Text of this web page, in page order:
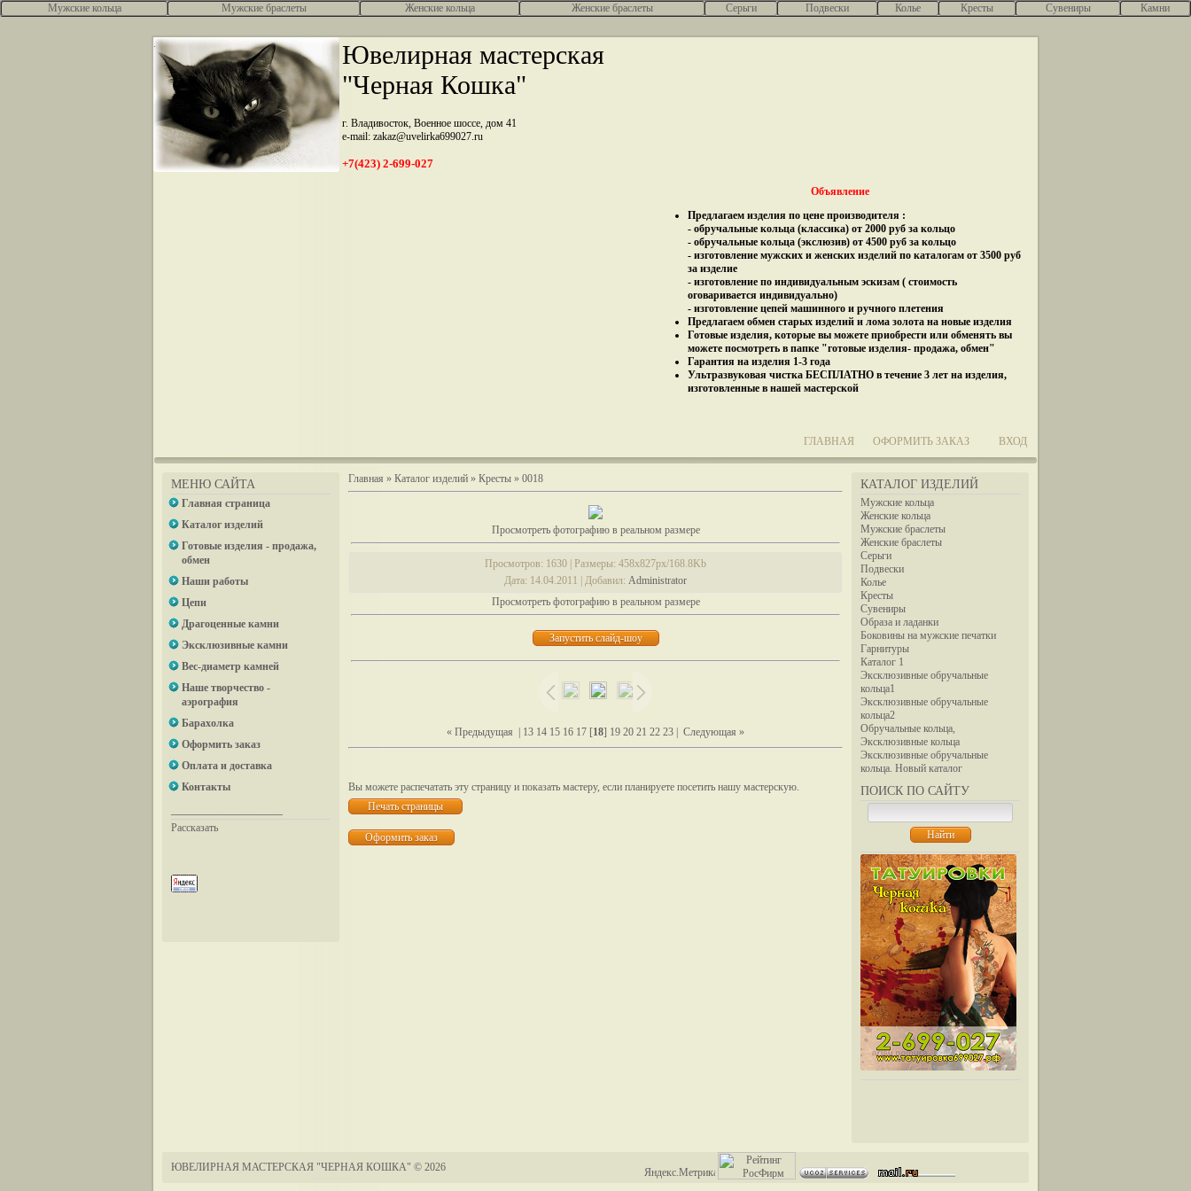
Мужские кольца Мужские браслеты Женcкие кольца Женские браслеты Серьги Подвески Колье Кресты Сувениры Камни
.
Ювелирная мастерская
"Черная Кошка"
г. Владивосток, Военное шоссе, дом 41
e-mail: zakaz@uvelirka699027.ru
+7(423) 2-699-027
Объявление
Предлагаем изделия по цене производителя :
- обручальные кольца (классика) от 2000 руб за кольцо
- обручальные кольца (экслюзив) от 4500 руб за кольцо
- изготовление мужских и женских изделий по каталогам от 3500 руб
за изделие
- изготовление по индивидуальным эскизам ( стоимость
оговаривается индивидуально)
- изготовление цепей машинного и ручного плетения
Предлагаем обмен старых изделий и лома золота на новые изделия
Готовые изделия, которые вы можете приобрести или обменять вы
можете посмотреть в папке "готовые изделия- продажа, обмен"
Гарантия на изделия 1-3 года
Ультразвуковая чистка БЕСПЛАТНО в течение 3 лет на изделия,
изготовленные в нашей мастерской
ГЛАВНАЯ ОФОРМИТЬ ЗАКАЗ ВХОД
МЕНЮ САЙТА
Главная страница
Каталог изделий
Готовые изделия - продажа,
обмен
Наши работы
Цепи
Драгоценные камни
Эксклюзивные камни
Вес-диаметр камней
Наше творчество -
аэрография
Барахолка
Оформить заказ
Оплата и доставка
Контакты
Рассказать
КАТАЛОГ ИЗДЕЛИЙ
Мужские кольца
Женские кольца
Мужские браслеты
Женские браслеты
Серьги
Подвески
Колье
Кресты
Сувениры
Образа и ладанки
Боковины на мужские печатки
Гарнитуры
Каталог 1
Эксклюзивные обручальные
кольца1
Эксклюзивные обручальные
кольца2
Обручальные кольца,
Эксклюзивные кольца
Эксклюзивные обручальные
кольца. Новый каталог
ПОИСК ПО САЙТУ
Главная » Каталог изделий » Кресты » 0018
Просмотреть фотографию в реальном размере
Просмотров: 1630 | Размеры: 458x827px/168.8Kb
Дата: 14.04.2011 | Добавил: Administrator
Просмотреть фотографию в реальном размере
« Предыдущая 13 14 15 16 17 [18] 19 20 21 22 23 Следующая »
Вы можете распечатать эту страницу и показать мастеру, если планируете посетить нашу мастерскую.
ЮВЕЛИРНАЯ МАСТЕРСКАЯ "ЧЕРНАЯ КОШКА" © 2026